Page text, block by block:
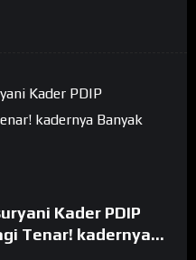
Kader PDIP
Tenar! kadernya